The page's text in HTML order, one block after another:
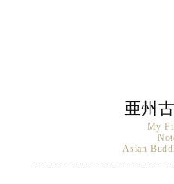
亜州
My
Asian